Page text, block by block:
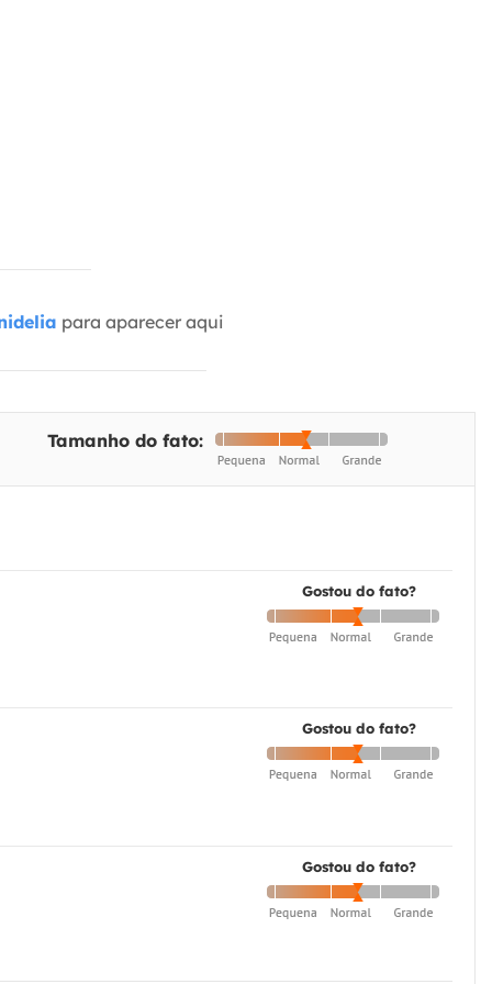
para aparecer aqui
Tamanho do fato:
Gostou do fato?
Gostou do fato?
Gostou do fato?